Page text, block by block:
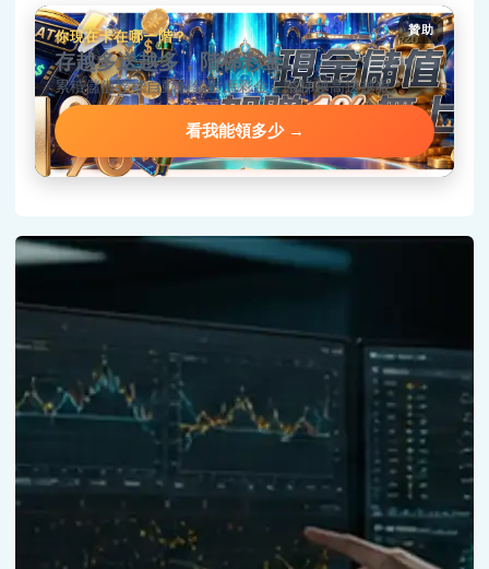
贊助
你現在卡在哪一階？
存越多送越多，階梯彩金
累積儲值達標自動解鎖對應彩金，階梯越高送越狠。
看我能領多少 →